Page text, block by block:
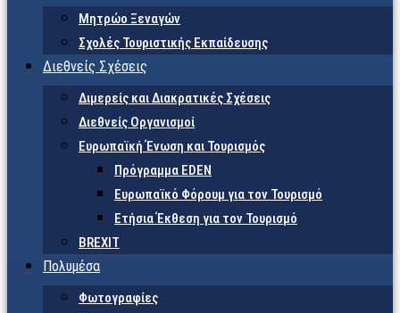
Μητρώο Ξεναγών
Σχολές Τουριστικής Εκπαίδευσης
Διεθνείς Σχέσεις
Διμερείς και Διακρατικές Σχέσεις
Διεθνείς Οργανισμοί
Ευρωπαϊκή Ένωση και Τουρισμός
Πρόγραμμα EDEN
Ευρωπαϊκό Φόρουμ για τον Τουρισμό
Ετήσια Έκθεση για τον Τουρισμό
BREXIT
Πολυμέσα
Φωτογραφίες